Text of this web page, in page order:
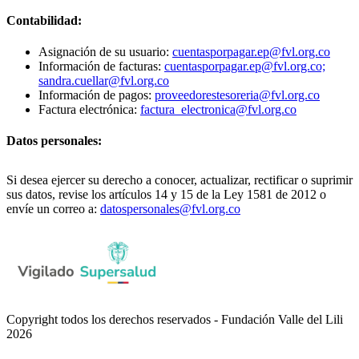
Contabilidad:
Asignación de su usuario: cuentasporpagar.ep@fvl.org.co
Información de facturas: cuentasporpagar.ep@fvl.org.co;
sandra.cuellar@fvl.org.co
Información de pagos: proveedorestesoreria@fvl.org.co
Factura electrónica: factura_electronica@fvl.org.co
Datos personales:
Si desea ejercer su derecho a conocer, actualizar, rectificar o suprimir
sus datos, revise los artículos 14 y 15 de la Ley 1581 de 2012 o
envíe un correo a: datospersonales@fvl.org.co
Copyright todos los derechos reservados - Fundación Valle del Lili
2026